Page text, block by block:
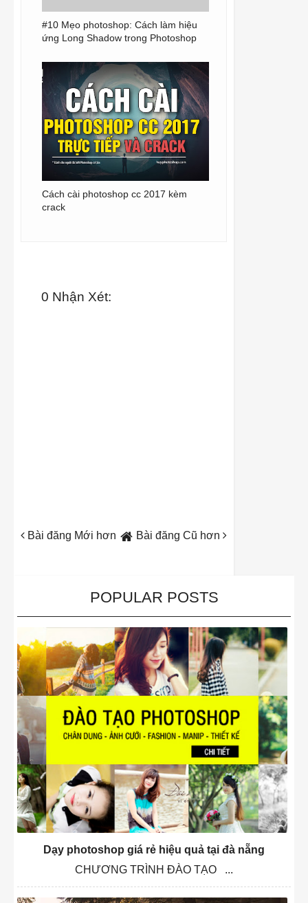
#10 Mẹo photoshop: Cách làm hiệu
ứng Long Shadow trong Photoshop
Cách cài photoshop cc 2017 kèm
crack
0 Nhận Xét:
Bài đăng Mới hơn Bài đăng Cũ hơn
POPULAR POSTS
Dạy photoshop giá rẻ hiệu quả tại đà nẵng
CHƯƠNG TRÌNH ĐÀO TẠO ...